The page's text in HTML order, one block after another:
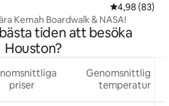
4,98 av 5 i
4,98 (83)
Kemah Boardwalk & NASA!
tiden att besöka
Houston?
priser
Genomsnittlig
temperatur